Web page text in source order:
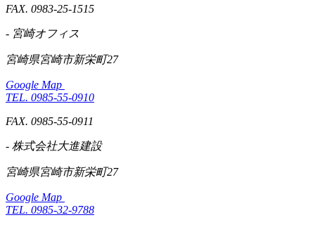
FAX. 0983-25-1515
- 宮崎オフィス
宮崎県宮崎市新栄町27
Google Map
TEL. 0985-55-0910
FAX. 0985-55-0911
- 株式会社大進建設
宮崎県宮崎市新栄町27
Google Map
TEL. 0985-32-9788